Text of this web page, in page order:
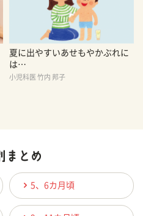
夏に出やすいあせもやかぶれに
は…
小児科医 竹内 邦子
5、6カ月頃